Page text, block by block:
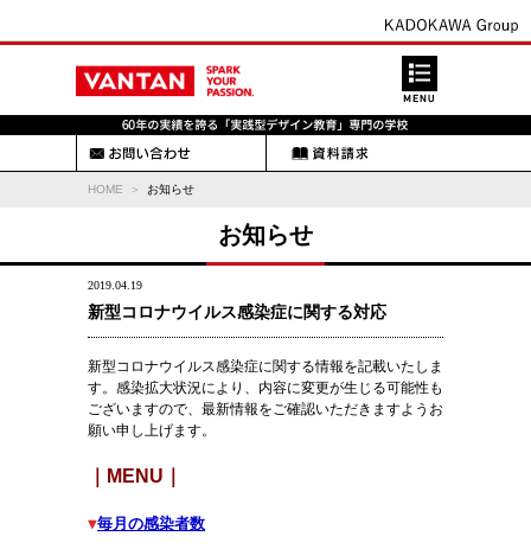
HOME お知らせ
お知らせ
2019.04.19
新型コロナウイルス感染症に関する対応
新型コロナウイルス感染症に関する情報を記載いたしま
す。感染拡大状況により、内容に変更が生じる可能性も
ございますので、最新情報をご確認いただきますようお
願い申し上げます。
｜MENU｜
▼毎月の感染者数